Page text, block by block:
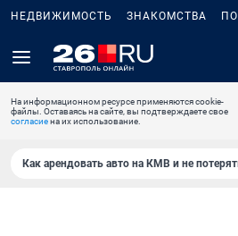
НЕДВИЖИМОСТЬ ЗНАКОМСТВА
На информационном ресурсе применяются cookie-
файлы. Оставаясь на сайте, вы подтверждаете свое
согласиена их использование.
Как арендовать авто на КМВ и не